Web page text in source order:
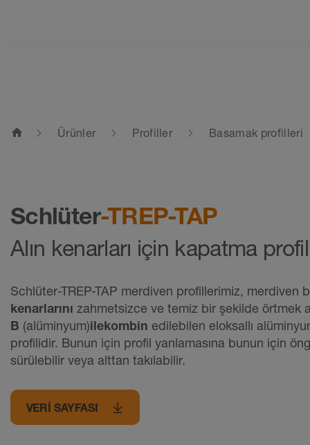
home Ürünler Profiller Basamak profilleri
Schlüter-TREP-TAP
Alın kenarları için kapatma
Schlüter-TREP-TAP merdiven profillerimiz, merdiven
kenarlarını zahmetsizce ve temiz bir şekilde örtmek
B (alüminyum)ilekombin edilebilen eloksallı
profilidir. Bunun için profil yanlamasına bunun için
sürülebilir veya alttan takılabilir.
VERI SAYFASI